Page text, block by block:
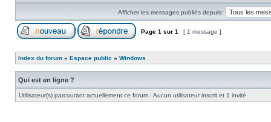
Afficher les messages publiés depuis:
Page 1 sur 1 [ 1 message ]
Index du forum » Espace public » Windows
Qui est en ligne ?
Utilisateur(s) parcourant actuellement ce forum : Aucun utilisateur inscrit et 1 invité